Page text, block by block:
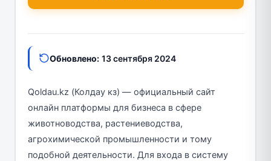
Обновлено: 13 сентября 2024
Qoldau.kz (Колдау кз) — официальный сайт
онлайн платформы для бизнеса в сфере
животноводства, растениеводства,
агрохимической промышленности и тому
подобной деятельности. Для входа в систему